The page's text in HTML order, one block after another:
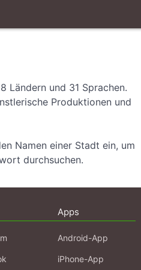
Ländern und 31 Sprachen.
Produktionen und
Namen einer Stadt ein, um
durchsuchen.
Apps
Android-App
iPhone-App